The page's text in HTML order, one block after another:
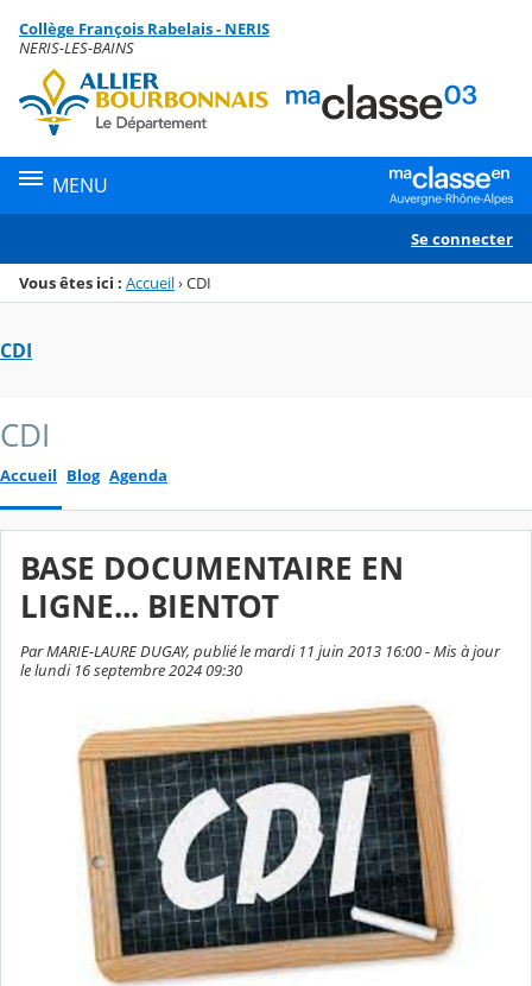
Menu de la rubrique
Contenu
Collège François Rabelais - NERIS
NERIS-LES-BAINS
MENU
Se connecter
Vous êtes ici : Accueil›CDI
CDI
CDI
Accueil Blog Agenda
BASE DOCUMENTAIRE EN
LIGNE... BIENTOT
Par MARIE-LAURE DUGAY, publié le mardi 11 juin 2013 16:00 - Mis à jour
le lundi 16 septembre 2024 09:30